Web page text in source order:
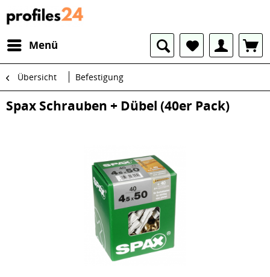
Menü
Übersicht Befestigung
Spax Schrauben + Dübel (40er Pack)